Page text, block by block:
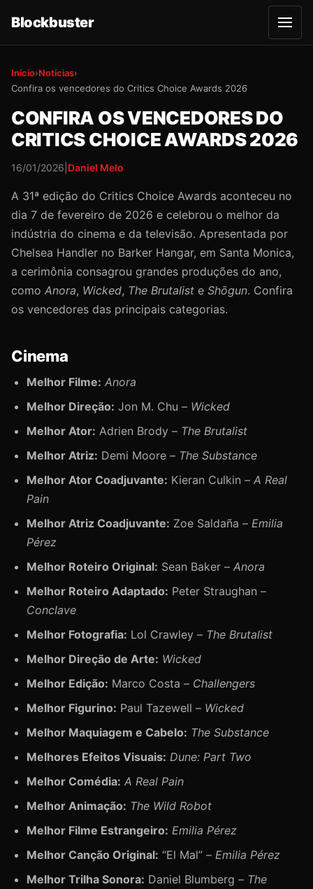
Blockbuster
A
b
r
Início›Notícias›
Confira os vencedores do Critics Choice Awards 2026
CONFIRA OS VENCEDORES DO
CRITICS CHOICE AWARDS 2026
16/01/2026 Daniel Melo
A 31ª edição do Critics Choice Awards aconteceu no
dia 7 de fevereiro de 2026 e celebrou o melhor da
indústria do cinema e da televisão. Apresentada por
Chelsea Handler no Barker Hangar, em Santa Monica,
a cerimônia consagrou grandes produções do ano,
como Anora, Wicked, The Brutalist e Shōgun. Confira
os vencedores das principais categorias.
Cinema
Melhor Filme: Anora
Melhor Direção: Jon M. Chu – Wicked
Melhor Ator: Adrien Brody – The Brutalist
Melhor Atriz: Demi Moore – The Substance
Melhor Ator Coadjuvante: Kieran Culkin –A Real
Pain
Melhor Atriz Coadjuvante: Zoe Saldaña – Emilia
Pérez
Melhor Roteiro Original: Sean Baker –Anora
Melhor Roteiro Adaptado: Peter Straughan –
Conclave
Melhor Fotografia: Lol Crawley – The Brutalist
Melhor Direção de Arte: Wicked
Melhor Edição: Marco Costa – Challengers
Melhor Figurino: Paul Tazewell – Wicked
Melhor Maquiagem e Cabelo: The Substance
Melhores Efeitos Visuais: Dune: Part Two
Melhor Comédia: A Real Pain
Melhor Animação: The Wild Robot
Melhor Filme Estrangeiro: Emilia Pérez
Melhor Canção Original: “El Mal” – Emilia Pérez
Melhor Trilha Sonora: Daniel Blumberg – The